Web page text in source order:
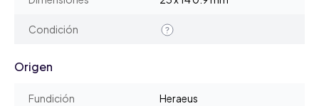
Condición
Origen
Fundición Heraeus